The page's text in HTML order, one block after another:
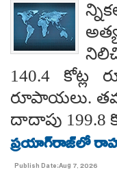
140.4 కోట్ల
రూపాయలు.
దాదాపు 199.8
ప్రయాగ్‌రాజ్‌లో
Publish Date:Aug 7, 2026